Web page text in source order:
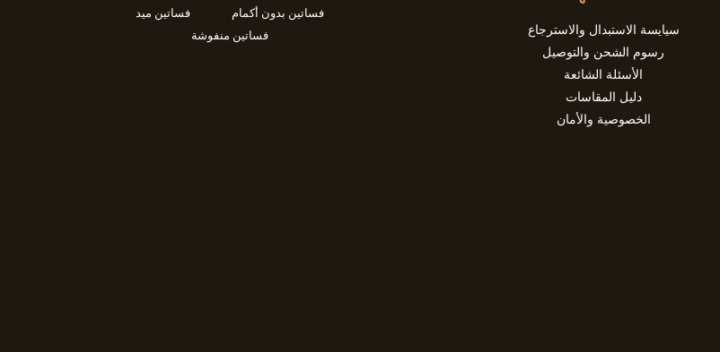
سيايسة الاستبدال والاسترجاع
رسوم الشحن والتوصيل
الأسئلة الشائعة
دليل المقاسات
الخصوصية والأمان
فساتين بدون أكمام
فساتين ميد
فساتين منفوشة